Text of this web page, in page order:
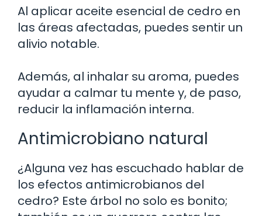
Al aplicar aceite esencial de cedro en
las áreas afectadas, puedes sentir un
alivio notable.
Además, al inhalar su aroma, puedes
ayudar a calmar tu mente y, de paso,
reducir la inflamación interna.
Antimicrobiano natural
¿Alguna vez has escuchado hablar de
los efectos antimicrobianos del
cedro? Este árbol no solo es bonito;